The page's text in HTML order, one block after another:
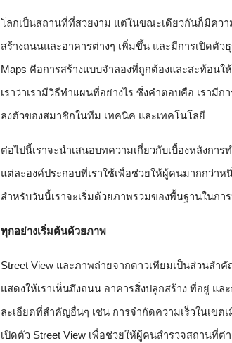
โลกเป็นสถานที่ที่สวยงาม แต่ในขณะเดียวกันก็มีควา
สร้างถนนและอาคารต่างๆ เพิ่มขึ้น และมีการเปิดตั
Maps คือการสร้างแบบจำลองที่ถูกต้องและสะท้อน
เราว่าเรามีวิธีทำแผนที่อย่างไร ซึ่งคำตอบคือ เรา
ลงตัวของสมาชิกในทีม เทคนิค และเทคโนโลยี
ต่อไปนี้เราจะนำเสนอบทความเกี่ยวกับเบื้องหลังการ
แต่ละองค์ประกอบที่เราใช้เพื่อช่วยให้ผู้คนมากกว่า
สำหรับวันนี้เราจะเริ่มด้วยภาพรวมของพื้นฐานในกา
ทุกอย่างเริ่มต้นด้วยภาพ
Street View และภาพถ่ายจากดาวเทียมเป็นส่วนส
แสดงให้เราเห็นถึงถนน อาคารสิ่งปลูกสร้าง ที่อยู่ แ
ละเอียดที่สำคัญอื่นๆ เช่น การจำกัดความเร็วในเขต
เปิดตัว Street View เพื่อช่วยให้ผู้คนสำรวจสถานที่ต่